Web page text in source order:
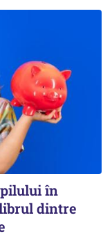
în
dintre